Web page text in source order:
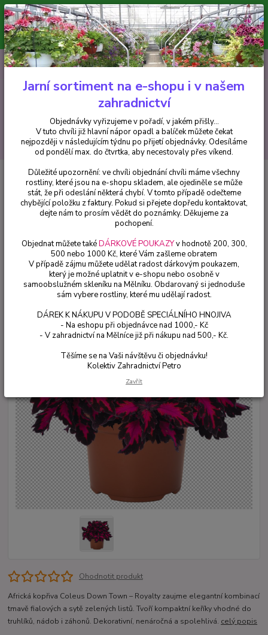
Minimální hodnota pro odeslání z e-shopu je 300 Kč.
V tuto chvíli již hlavní nápor objednávek opadl a balíček můžete čekat
nejpozději v následujícím týdnu po přijetí objednávky. Objednávky
vyřizujeme v pořadí, v jakém přišly...
CZK
Hledat
+420 602 223 614 0ks
za0 Kč
Africké kopřivy, Coleusy
Africká kopřiva-Coleus Down Town -
Royalty - cena za kus v 3-kusovém balení
Africká kopřiva-Coleus Down
Town -Royalty - cena za kus v 3-
kusovém balení
Ohodnotit produkt
Africká kopřiva Coleus Down Town – Royalty zaujme elegantní kombinací
tmavě fialových a sytě zelených listů. Tvoří kompaktní keříky vhodné do
truhlíků, nádob i záhonů. Dekorativní, nenáročná a spolehlivá. celý popis
Jarní sortiment na e-shopu i v našem
zahradnictví
Objednávky vyřizujeme v pořadí, v jakém přišly...
V tuto chvíli již hlavní nápor opadl a balíček můžete čekat
nejpozději v následujícím týdnu po přijetí objednávky. Odesíláme
od pondělí max. do čtvrtka, aby necestovaly přes víkend.
Důležité upozornění: ve chvíli objednání chvíli máme všechny
rostliny, které jsou na e-shopu skladem, ale ojediněle se může
stát, že při odeslání některá chybí. V tomto případě odečteme
chybějící položku z faktury. Pokud si přejete dopředu kontaktovat,
dejte nám to prosím vědět do poznámky. Děkujeme za
pochopení.
Objednat můžete takéDÁRKOVÉ POUKAZYv hodnotě 200, 300,
500 nebo 1000 Kč, které Vám zašleme obratem
V případě zájmu můžete udělat radost dárkovým poukazem,
který je možné uplatnit v e-shopu nebo osobně v
samoobslužném skleníku na Mělníku. Obdarovaný si jednoduše
sám vybere rostliny, které mu udělají radost.
DÁREK K NÁKUPU V PODOBĚ SPECIÁLNÍHO HNOJIVA
- Na eshopu při objednávce nad 1000,- Kč
- V zahradnictví na Mělníce již při nákupu nad 500,- Kč.
Těšíme se na Vaši návštěvu či objednávku!
Kolektiv Zahradnictví Petro
Zavřít